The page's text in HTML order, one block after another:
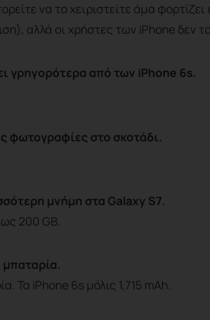
να το χειριστείτε άμα
αλλά οι χρήστες των iPhone δεν
γρηγορότερα από των iPhone 6s.
φωτογραφίες στο σκοτάδι.
μνήμη στα Galaxy S7.
200 GB.
μπαταρία.
Τα iPhone 6s μόλις 1,715 mAh.